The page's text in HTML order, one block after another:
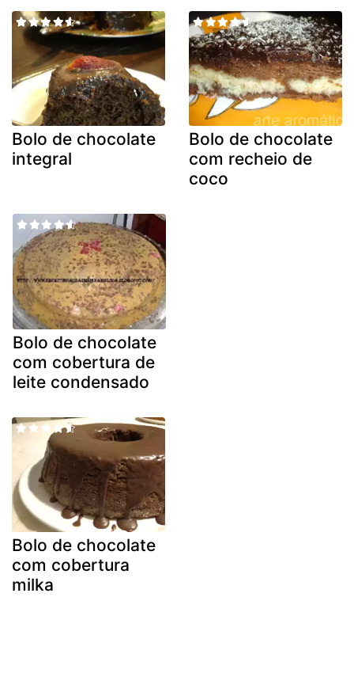
Bolo de chocolate
integral
Bolo de chocolate
com recheio de
coco
Bolo de chocolate
com cobertura de
leite condensado
Bolo de chocolate
com cobertura
milka